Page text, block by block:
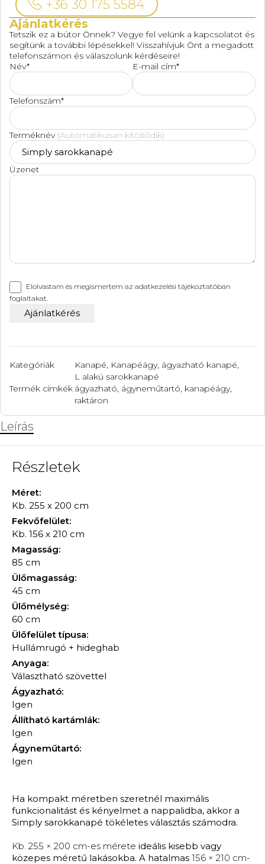
+36 30 175 5584
Ajánlatkérés
Tetszik ez a bútor Önnek? Vegye fel velünk a kapcsolatot és
segítünk a további lépésekkel! Visszahívjuk Önt a megadott
telefonszámon és válaszolunk kérdéseire!
Név*
E-mail cím*
Telefonszám*
Terméknév (Automatikusan kitöltődik)
Üzenet
Elolvastam és megismertem az adatkezelési tájékoztatóban
foglaltakat.
Kategóriák Kanapé, Kanapéágy, ágyazható kanapé,
L alakú sarokkanapé
Termék címkék ágyazható, ágyneműtartó, kanapéágy,
raktáron
Leírás
Részletek
Méret:
Kb. 255 x 200 cm
Fekvőfelület:
Kb. 156 x 210 cm
Magasság:
85 cm
Ülőmagasság:
45 cm
Ülőmélység:
60 cm
Ülőfelület típusa:
Hullámrugó + hideghab
Anyaga:
Választható szövettel
Ágyazható:
Igen
Állítható kartámlák:
Igen
Ágyneműtartó:
Igen
Ha kompakt méretben szeretnél maximális
funkcionalitást és kényelmet a nappalidba, akkor a
Simply sarokkanapé tökéletes választás számodra.
Kb. 255 × 200 cm-es mérete ideális kisebb vagy
közepes méretű lakásokba. A hatalmas 156 × 210 cm-